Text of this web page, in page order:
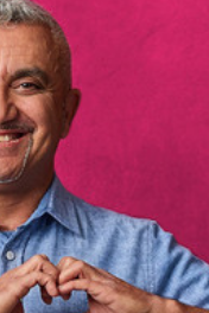
Praktikum
&
zur
Bewerbung
Impressum